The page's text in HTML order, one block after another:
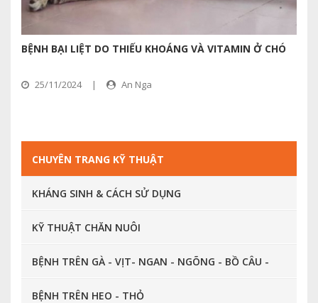
BỆNH BẠI LIỆT DO THIẾU KHOÁNG VÀ VITAMIN Ở CHÓ
25/11/2024 | An Nga
CHUYÊN TRANG KỸ THUẬT
KHÁNG SINH & CÁCH SỬ DỤNG
KỸ THUẬT CHĂN NUÔI
BỆNH TRÊN GÀ - VỊT- NGAN - NGÕNG - BỒ CÂU -
CHIM CÚT ...
BỆNH TRÊN HEO - THỎ